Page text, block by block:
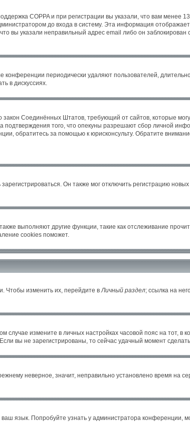
COPPA и при регистрации вы указали, что вам менее
до входа в систему. Эта информация
вы указали неправильный адрес email либо он
конференции периодически удаляют пользователей,
в дискуссиях.
закон Соединённых Штатов, требующий от сайтов, которые
того, что опекуны разрешают сбор личной
обратитесь за помощью к юрисконсульту. Обратите
Он также мог отключить регистрацию
выполняют другие функции, такие как отслеживание
cookies поможет.
Чтобы изменить их, перейдите вЛичный раздел; ссылка на
измените в личных настройках часовой пояс на тот, в
вы не зарегистрированы, то сейчас удачный момент
неверное, значит, неправильно установлено время на
язык. Попробуйте узнать у администратора конференции,